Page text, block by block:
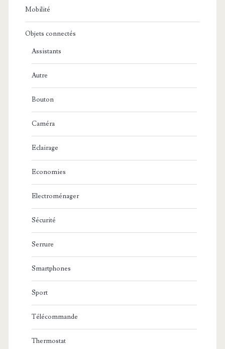
Mobilité
Objets connectés
Assistants
Autre
Bouton
Caméra
Eclairage
Economies
Electroménager
Sécurité
Serrure
Smartphones
Sport
Télécommande
Thermostat